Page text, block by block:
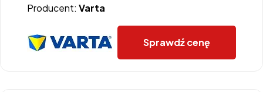
Producent: Varta
Sprawdź cenę